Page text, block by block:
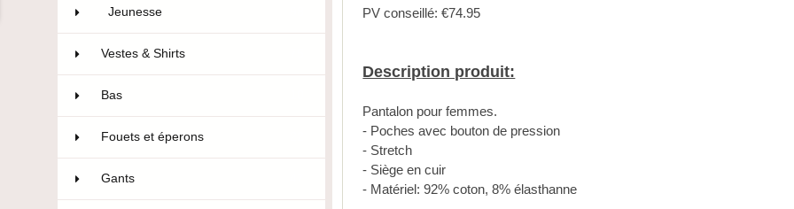
Jeunesse
Vestes & Shirts
Bas
Fouets et éperons
Gants
PV conseillé: €74.95
Description produit:
Pantalon pour femmes.
- Poches avec bouton de pression
- Stretch
- Siège en cuir
- Matériel: 92% coton, 8% élasthanne